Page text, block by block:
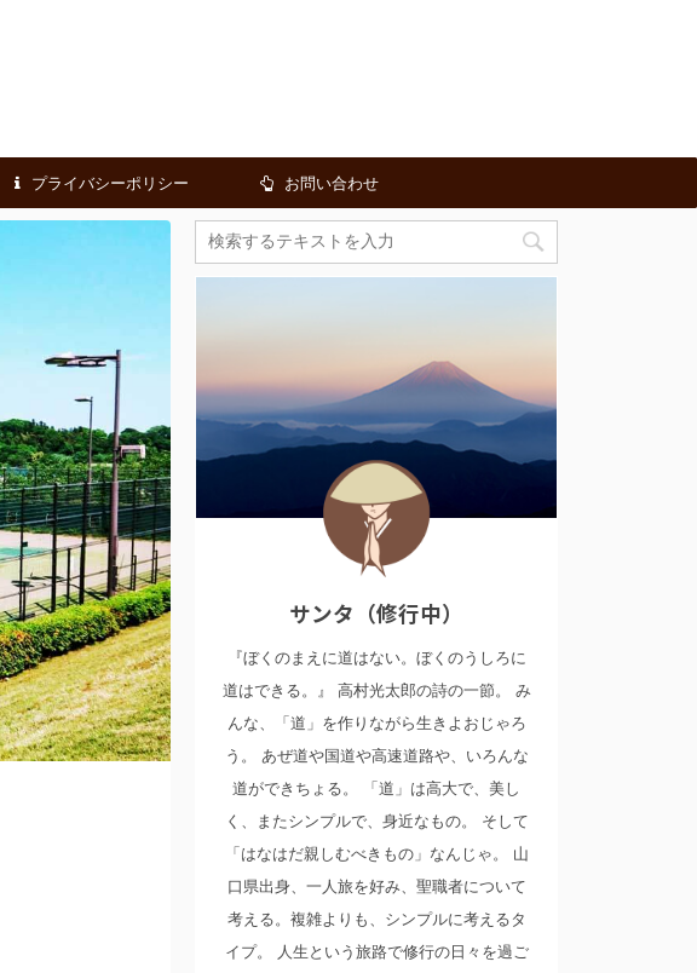
プライバシーポリシー お問い合わせ
サンタ（修行中）
『ぼくのまえに道はない。ぼくのうしろに
道はできる。』 高村光太郎の詩の一節。 み
んな、「道」を作りながら生きよおじゃろ
う。 あぜ道や国道や高速道路や、いろんな
道ができちょる。 「道」は高大で、美し
く、またシンプルで、身近なもの。 そして
「はなはだ親しむべきもの」なんじゃ。 山
口県出身、一人旅を好み、聖職者について
考える。複雑よりも、シンプルに考えるタ
イプ。 人生という旅路で修行の日々を過ご